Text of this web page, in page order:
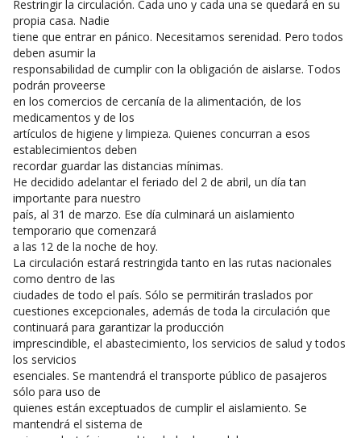
Restringir la circulación. Cada uno y cada una se quedará en su
propia casa. Nadie
tiene que entrar en pánico. Necesitamos serenidad. Pero todos
deben asumir la
responsabilidad de cumplir con la obligación de aislarse. Todos
podrán proveerse
en los comercios de cercanía de la alimentación, de los
medicamentos y de los
artículos de higiene y limpieza. Quienes concurran a esos
establecimientos deben
recordar guardar las distancias mínimas.
He decidido adelantar el feriado del 2 de abril, un día tan
importante para nuestro
país, al 31 de marzo. Ese día culminará un aislamiento
temporario que comenzará
a las 12 de la noche de hoy.
La circulación estará restringida tanto en las rutas nacionales
como dentro de las
ciudades de todo el país. Sólo se permitirán traslados por
cuestiones excepcionales, además de toda la circulación que
continuará para garantizar la producción
imprescindible, el abastecimiento, los servicios de salud y todos
los servicios
esenciales. Se mantendrá el transporte público de pasajeros
sólo para uso de
quienes están exceptuados de cumplir el aislamiento. Se
mantendrá el sistema de